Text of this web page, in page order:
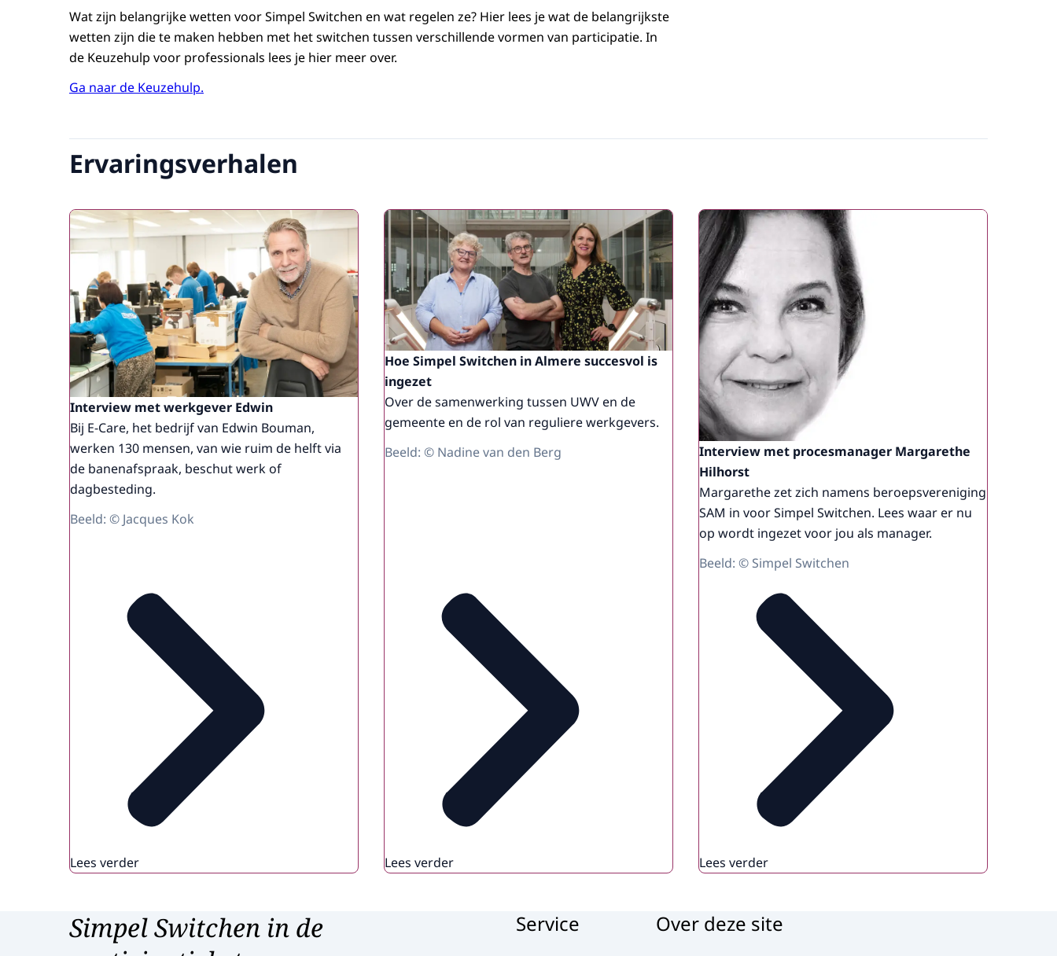
Wat zijn belangrijke wetten voor Simpel Switchen en wat regelen ze? Hier lees je wat de belangrijkste
wetten zijn die te maken hebben met het switchen tussen verschillende vormen van participatie. In
de Keuzehulp voor professionals lees je hier meer over.
Ga naar de Keuzehulp.
Ervaringsverhalen
Interview met werkgever Edwin
Bij E-Care, het bedrijf van Edwin Bouman,
werken 130 mensen, van wie ruim de helft via
de banenafspraak, beschut werk of
dagbesteding.
Beeld: © Jacques Kok
Lees verder
Hoe Simpel Switchen in Almere succesvol is
ingezet
Over de samenwerking tussen UWV en de
gemeente en de rol van reguliere werkgevers.
Beeld: © Nadine van den Berg
Lees verder
Interview met procesmanager Margarethe
Hilhorst
Margarethe zet zich namens beroepsvereniging
SAM in voor Simpel Switchen. Lees waar er nu
op wordt ingezet voor jou als manager.
Beeld: © Simpel Switchen
Lees verder
Simpel Switchen in de
Service Over deze site